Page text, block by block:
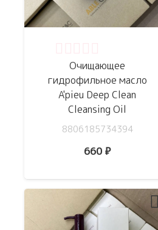
Очищающее
гидрофильное масло
A'pieu Deep Clean
Cleansing Oil
8806185734394
660 ₽